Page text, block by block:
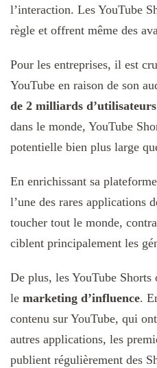
l’interaction. Les YouTube
règle et offrent même des
Pour les entreprises, il est
YouTube en raison de son
de 2 milliards
dans le monde, YouTube
potentielle bien plus large
En enrichissant sa
l’une des rares applications
toucher tout le monde,
ciblent principalement les
De plus, les YouTube Shorts
le marketing d’influence.
contenu sur YouTube, qui
autres applications, les
publient régulièrement des